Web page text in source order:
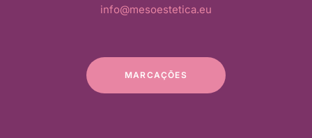
info@mesoestetica.eu
MARCAÇÕES